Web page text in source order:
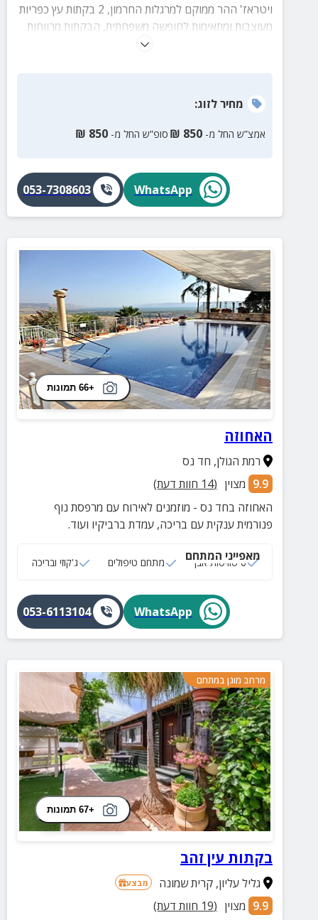
ויטראז' ההר ממוקם למרגלות החרמון, 2 בקתות עץ כפריות
מעוצבות ומתאימות לחופשה משפחתית, הבקתות מרווחות
ומאובזרות בכל הנדרש החצר גדולה עם פינות ישיבה,
מחירלזוג:
אמצ”ש החל מ- 850
₪ סופ”ש החל מ- 850
₪
WhatsApp
053-7308603
+66 תמונות
האחוזה
רמת הגולן, חד נס
9.9 מצוין (
14 חוות דעת)
האחוזה בחד נס - מוזמנים לאירוח עם מרפסת נוף
פנורמית ענקית עם בריכה, עמדת ברביקיו ועוד.
מאפייני המתחם
6 סוויטות אבן מתחם טיפולים ג'קוזי ובריכה
WhatsApp
053-6113104
מרחב מוגן במתחם
+67 תמונות
בקתות עין זהב
גליל עליון,קרית שמונה מבצע
9.9 מצוין (
19 חוות דעת)